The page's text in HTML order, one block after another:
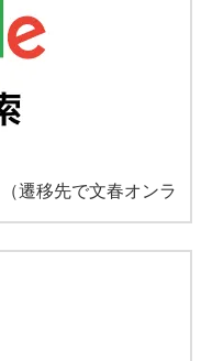
（遷移先で文春オンラ